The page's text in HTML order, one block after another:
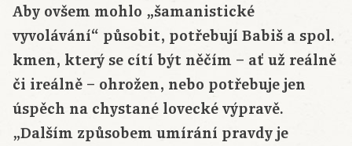
Aby ovšem mohlo „šamanistické
vyvolávání“ působit, potřebují Babiš a spol.
kmen, který se cítí být něčím – ať už reálně
či ireálně – ohrožen, nebo potřebuje jen
úspěch na chystané lovecké výpravě.
„Dalším způsobem umírání pravdy je